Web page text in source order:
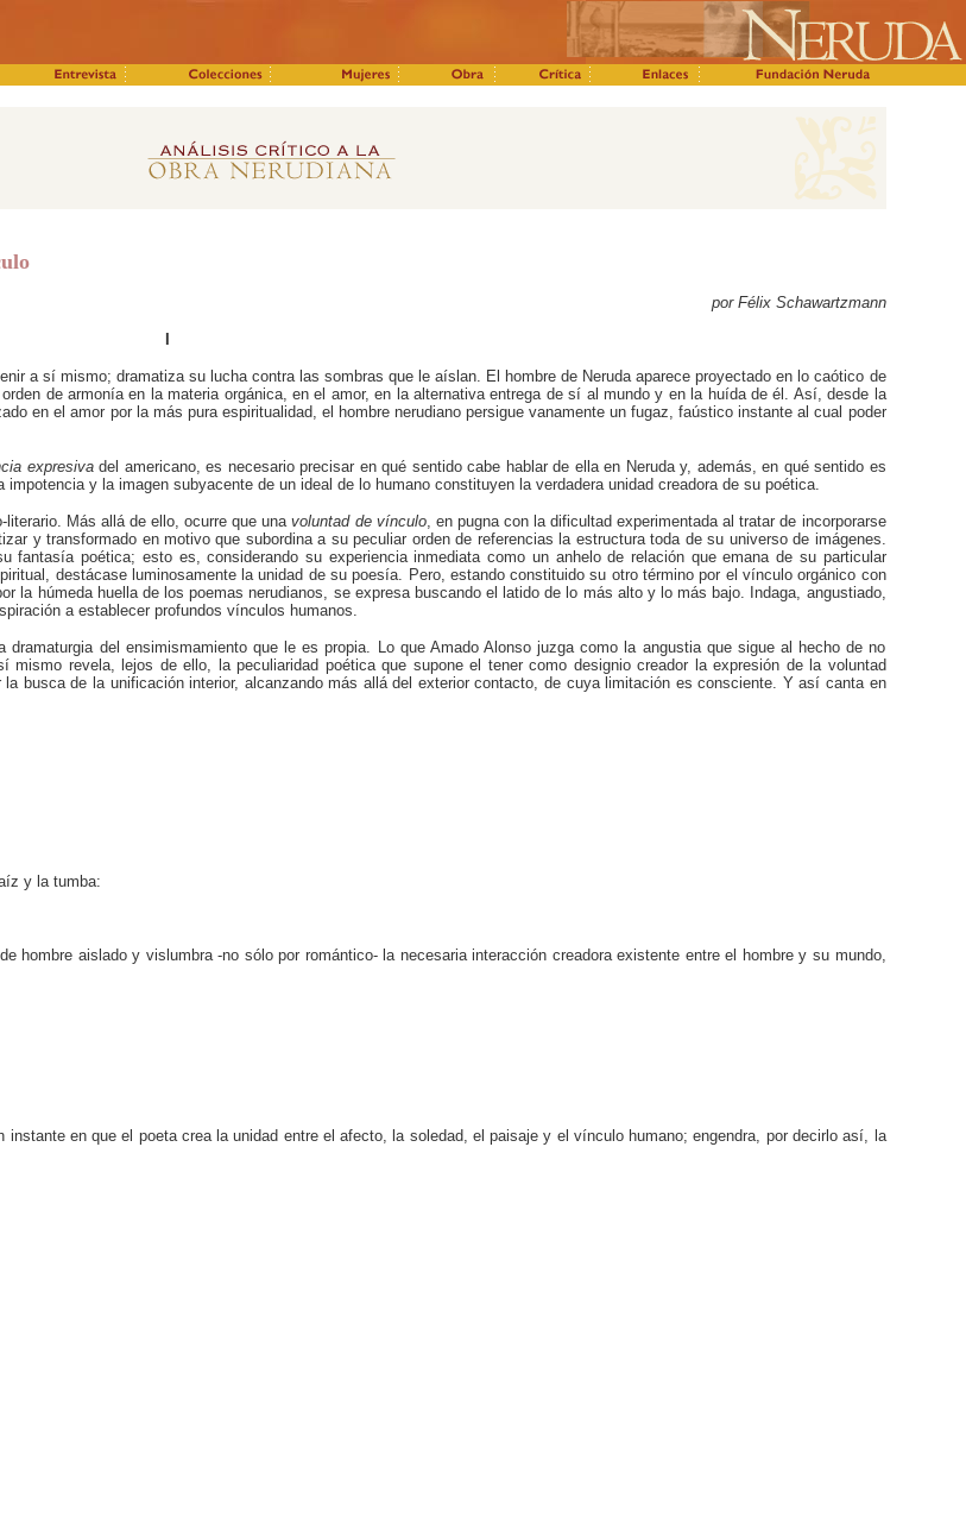
por Félix Schawartzmann
a sí mismo; dramatiza su lucha contra las sombras que le aíslan. El hombre de Neruda aparece proyectado en lo caótico de
de armonía en la materia orgánica, en el amor, en la alternativa entrega de sí al mundo y en la huída de él. Así, desde la
en el amor por la más pura espiritualidad, el hombre nerudiano persigue vanamente un fugaz, faústico instante al cual poder
expresiva del americano, es necesario precisar en qué sentido cabe hablar de ella en Neruda y, además, en qué sentido es
y la imagen subyacente de un ideal de lo humano constituyen la verdadera unidad creadora de su poética.
literario. Más allá de ello, ocurre que unavoluntad de vínculo, en pugna con la dificultad experimentada al tratar de incorporarse
y transformado en motivo que subordina a su peculiar orden de referencias la estructura toda de su universo de imágenes.
poética; esto es, considerando su experiencia inmediata como un anhelo de relación que emana de su particular
destácase luminosamente la unidad de su poesía. Pero, estando constituido su otro término por el vínculo orgánico con
la húmeda huella de los poemas nerudianos, se expresa buscando el latido de lo más alto y lo más bajo. Indaga, angustiado,
a establecer profundos vínculos humanos.
del ensimismamiento que le es propia. Lo que Amado Alonso juzga como la angustia que sigue al hecho de no
revela, lejos de ello, la peculiaridad poética que supone el tener como designio creador la expresión de la voluntad
busca de la unificación interior, alcanzando más allá del exterior contacto, de cuya limitación es consciente. Y así canta en
y la tumba:
hombre aislado y vislumbra -no sólo por romántico- la necesaria interacción creadora existente entre el hombre y su mundo,
en que el poeta crea la unidad entre el afecto, la soledad, el paisaje y el vínculo humano; engendra, por decirlo así, la